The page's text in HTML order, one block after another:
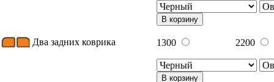
В корзину
Два задних коврика 1300 2200
В корзину